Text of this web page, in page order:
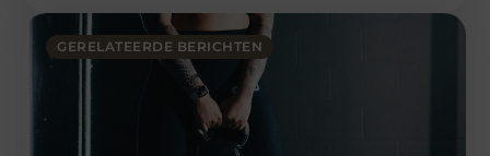
GERELATEERDE BERICHTEN